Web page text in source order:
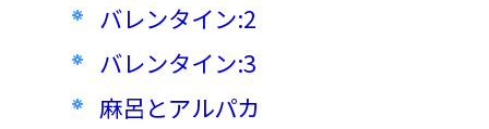
バレンタイン:2
バレンタイン:3
麻呂とアルパカ